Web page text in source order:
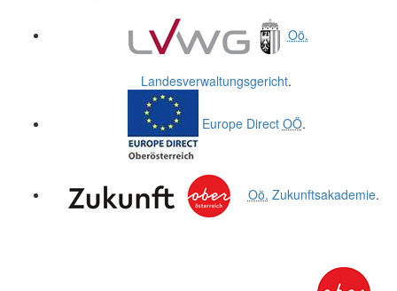
Oö.
Landesverwaltungsgericht.
Europe Direct OÖ.
Oö. Zukunftsakademie.